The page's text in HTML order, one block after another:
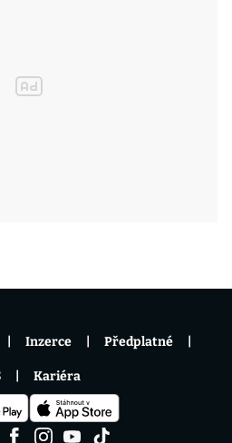
Inzerce Předplatné
Kariéra